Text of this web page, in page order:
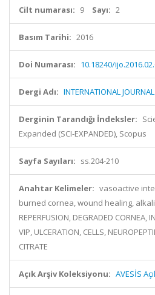
Cilt numarası: 9 Sayı: 2
Basım Tarihi: 2016
Doi Numarası: 10.18240/
Dergi Adı: INTERNATIONAL
Derginin Tarandığı İndeksler:
Expanded (SCI-EXPANDED), Scopus
Sayfa Sayıları: ss.204-210
Anahtar Kelimeler: vasoactive
burned cornea, wound healing, alkali
REPERFUSION, DEGRADED CORNEA,
VIP, ULCERATION, CELLS,
CITRATE
Açık Arşiv Koleksiyonu: AVESİS